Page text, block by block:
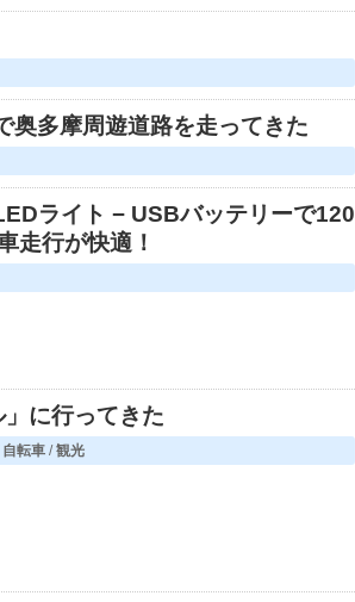
奥多摩周遊道路を走ってきた
ライト − USBバッテリーで120
走行が快適！
に行ってきた
自転車 /観光